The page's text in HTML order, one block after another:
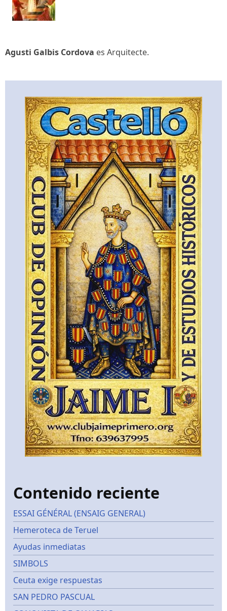
Agusti Galbis Cordova es Arquitecte.
Contenido reciente
ESSAI GÉNÉRAL (ENSAIG GENERAL)
Hemeroteca de Teruel
Ayudas inmediatas
SIMBOLS
Ceuta exige respuestas
SAN PEDRO PASCUAL